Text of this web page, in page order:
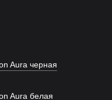
Aura черная
Aura белая